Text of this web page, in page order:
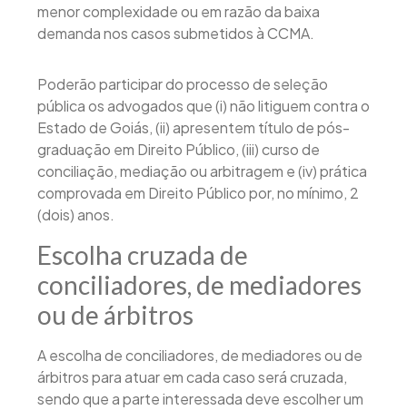
menor complexidade ou em razão da baixa
demanda nos casos submetidos à CCMA.
Poderão participar do processo de seleção
pública os advogados que (i) não litiguem contra o
Estado de Goiás, (ii) apresentem título de pós-
graduação em Direito Público, (iii) curso de
conciliação, mediação ou arbitragem e (iv) prática
comprovada em Direito Público por, no mínimo, 2
(dois) anos.
Escolha cruzada de
conciliadores, de mediadores
ou de árbitros
A escolha de conciliadores, de mediadores ou de
árbitros para atuar em cada caso será cruzada,
sendo que a parte interessada deve escolher um